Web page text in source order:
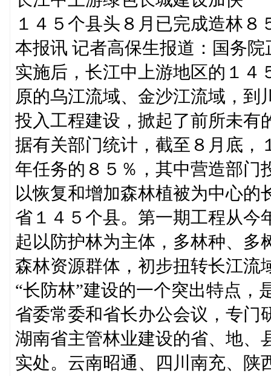
１４５个县头８月已完成造林８
本报讯 记者高保生报道：国务
实施后，长江中上游地区的１４
原的乌江流域、金沙江流域，到
投入工程建设，掀起了前所未有
据有关部门统计，截至８月底，
年任务的８５％，其中营造部门
以恢复和增加森林植被为中心
省１４５个县。第一期工程从今
起以防护林为主体，多林种、多
森林资源群体，初步扭转长江流
“长防林”建设的一个突出特点，
省委常委和省长办公会议，专门
湖南省主管林业建设的省、地、
实处。云南昭通、四川南充、陕